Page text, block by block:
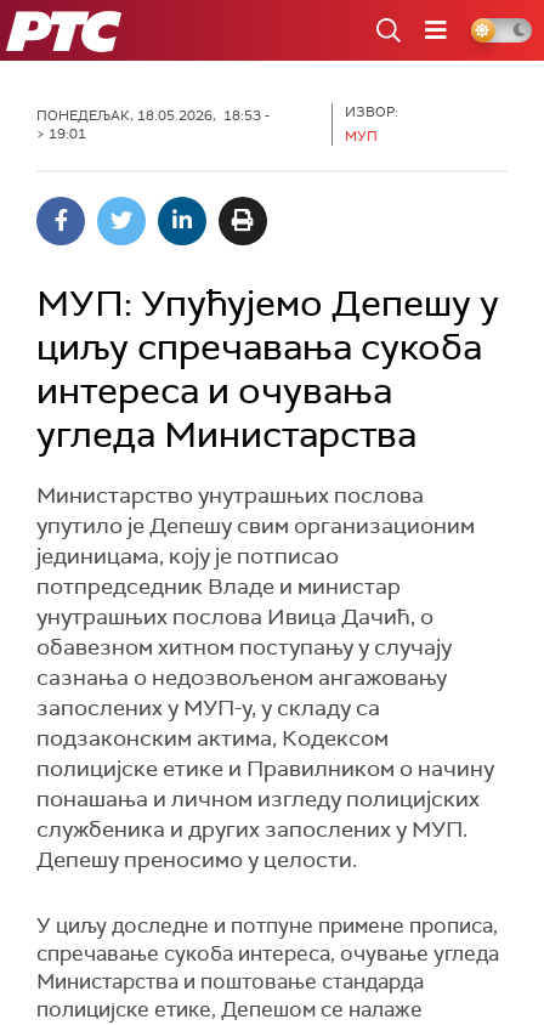
РТС
ПОНЕДЕЉАК, 18.05.2026, 18:53 -
> 19:01
ИЗВОР:
МУП
МУП: Упућујемо Депешу у
циљу спречавања сукоба
интереса и очувања
угледа Министарства
Министарство унутрашњих послова
упутило је Депешу свим организационим
јединицама, коју је потписао
потпредседник Владе и министар
унутрашњих послова Ивица Дачић, о
обавезном хитном поступању у случају
сазнања о недозвољеном ангажовању
запослених у МУП-у, у складу са
подзаконским актима, Кодексом
полицијске етике и Правилником о начину
понашања и личном изгледу полицијских
службеника и других запослених у МУП.
Депешу преносимо у целости.
У циљу доследне и потпуне примене прописа,
спречавање сукоба интереса, очување угледа
Министарства и поштовање стандарда
полицијске етике, Депешом се налаже